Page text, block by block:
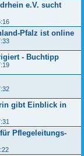
e.V. sucht
Pfalz ist online
- Buchtipp
gibt Einblick in
Pflegeleitungs-